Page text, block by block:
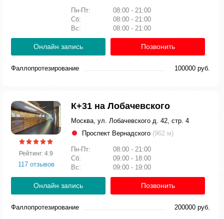
Пн-Пт:
08:00 - 21:00
Сб:
08:00 - 21:00
Вс:
08:00 - 21:00
Онлайн запись Позвонить
Фаллопротезирование 100000 руб.
Рейтинг: 4.9
117 отзывов
К+31 на Лобачевского
Москва, ул. Лобачевского д. 42, стр. 4
Проспект Вернадского (962 м)
Пн-Пт:
08:00 - 21:00
Сб:
09:00 - 18:00
Вс:
09:00 - 19:00
Онлайн запись Позвонить
Фаллопротезирование 200000 руб.